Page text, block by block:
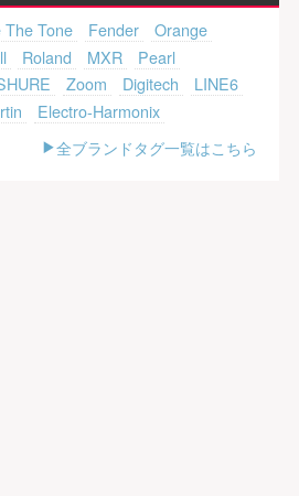
The Tone Fender
Orange
Roland MXR
Pearl
Zoom Digitech
LINE6
Electro-Harmonix
全ブランドタグ一覧はこちら